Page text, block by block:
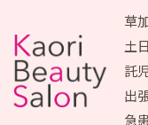
草
土
託
出
急